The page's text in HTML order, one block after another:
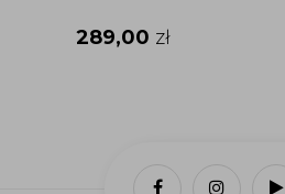
289,00 zł